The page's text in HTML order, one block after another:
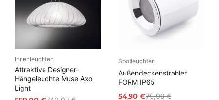
Innenleuchten
Attraktive Designer-
Hängeleuchte Muse Axo
Light
Spotleuchten
Außendeckenstrahler
FORM IP65
79,90€
54,90 €